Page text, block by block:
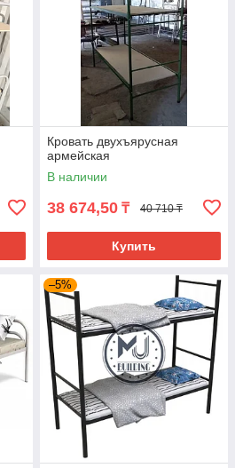
Кровать двухъярусная
армейская
В наличии
38 674,50 ₸ 40 710 ₸
Купить
–5%